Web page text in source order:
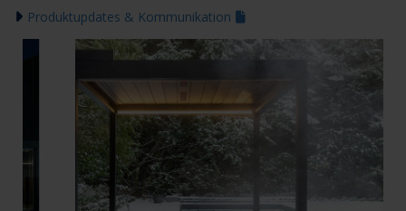
Produktupdates & Kommunikation